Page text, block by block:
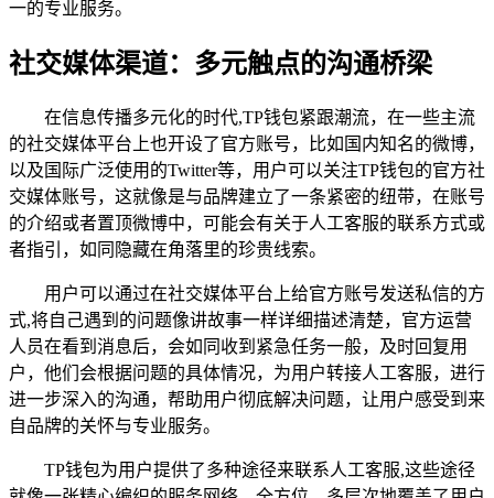
一的专业服务。
社交媒体渠道：多元触点的沟通桥梁
在信息传播多元化的时代,TP钱包紧跟潮流，在一些主流
的社交媒体平台上也开设了官方账号，比如国内知名的微博，
以及国际广泛使用的Twitter等，用户可以关注TP钱包的官方社
交媒体账号，这就像是与品牌建立了一条紧密的纽带，在账号
的介绍或者置顶微博中，可能会有关于人工客服的联系方式或
者指引，如同隐藏在角落里的珍贵线索。
用户可以通过在社交媒体平台上给官方账号发送私信的方
式,将自己遇到的问题像讲故事一样详细描述清楚，官方运营
人员在看到消息后，会如同收到紧急任务一般，及时回复用
户，他们会根据问题的具体情况，为用户转接人工客服，进行
进一步深入的沟通，帮助用户彻底解决问题，让用户感受到来
自品牌的关怀与专业服务。
TP钱包为用户提供了多种途径来联系人工客服,这些途径